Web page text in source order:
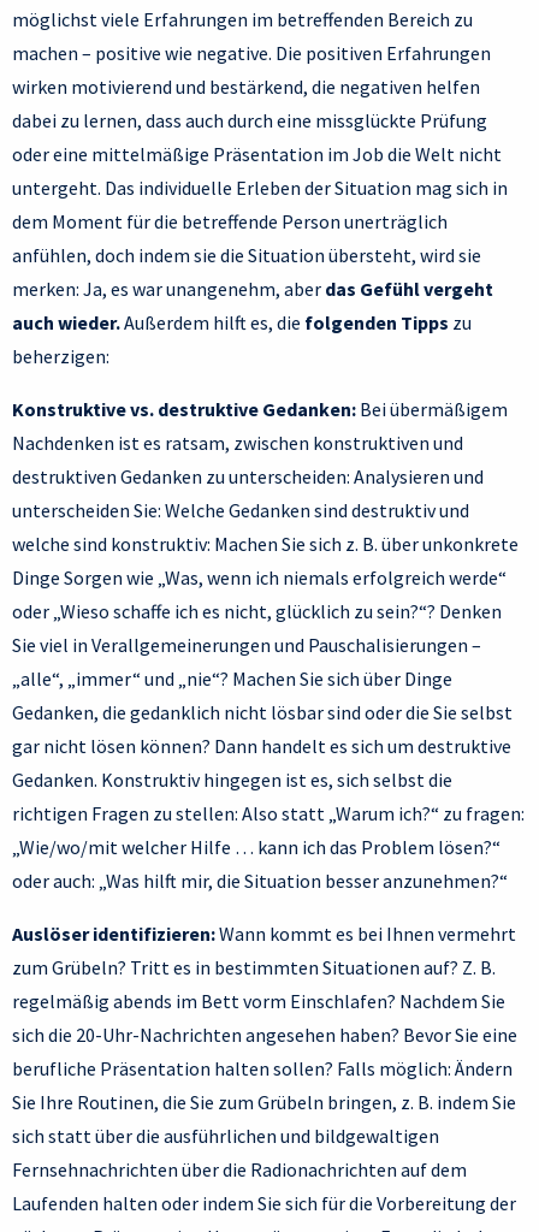
möglichst viele Erfahrungen im betreffenden Bereich zu
machen – positive wie negative. Die positiven Erfahrungen
wirken motivierend und bestärkend, die negativen helfen
dabei zu lernen, dass auch durch eine missglückte Prüfung
oder eine mittelmäßige Präsentation im Job die Welt nicht
untergeht. Das individuelle Erleben der Situation mag sich in
dem Moment für die betreffende Person unerträglich
anfühlen, doch indem sie die Situation übersteht, wird sie
merken: Ja, es war unangenehm, aber das Gefühl vergeht
auch wieder.Außerdem hilft es, die folgenden Tipps zu
beherzigen:
Konstruktive vs. destruktive Gedanken: Bei übermäßigem
Nachdenken ist es ratsam, zwischen konstruktiven und
destruktiven Gedanken zu unterscheiden: Analysieren und
unterscheiden Sie: Welche Gedanken sind destruktiv und
welche sind konstruktiv: Machen Sie sich z. B. über unkonkrete
Dinge Sorgen wie „Was, wenn ich niemals erfolgreich werde“
oder „Wieso schaffe ich es nicht, glücklich zu sein?“? Denken
Sie viel in Verallgemeinerungen und Pauschalisierungen –
„alle“, „immer“ und „nie“? Machen Sie sich über Dinge
Gedanken, die gedanklich nicht lösbar sind oder die Sie selbst
gar nicht lösen können? Dann handelt es sich um destruktive
Gedanken. Konstruktiv hingegen ist es, sich selbst die
richtigen Fragen zu stellen: Also statt „Warum ich?“ zu fragen:
„Wie/wo/mit welcher Hilfe … kann ich das Problem lösen?“
oder auch: „Was hilft mir, die Situation besser anzunehmen?“
Auslöser identifizieren:Wann kommt es bei Ihnen vermehrt
zum Grübeln? Tritt es in bestimmten Situationen auf? Z. B.
regelmäßig abends im Bett vorm Einschlafen? Nachdem Sie
sich die 20-Uhr-Nachrichten angesehen haben? Bevor Sie eine
berufliche Präsentation halten sollen? Falls möglich: Ändern
Sie Ihre Routinen, die Sie zum Grübeln bringen, z. B. indem Sie
sich statt über die ausführlichen und bildgewaltigen
Fernsehnachrichten über die Radionachrichten auf dem
Laufenden halten oder indem Sie sich für die Vorbereitung der